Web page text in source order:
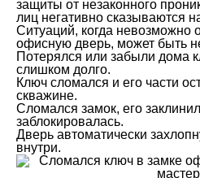
защиты от незаконного
лиц негативно сказываются
Ситуаций, когда невозможно
офисную дверь, может быть
Потерялся или забыли дома
слишком долго.
Ключ сломался и его части
скважине.
Сломался замок, его
заблокировалась.
Дверь автоматически
внутри.